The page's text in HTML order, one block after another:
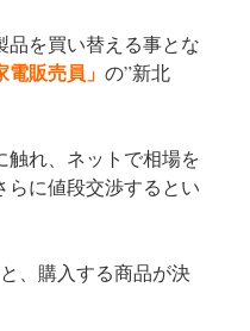
品を買い替える事とな
電販売員」 の”新北
触れ、ネットで相場を
らに値段交渉するとい
、購入する商品が決